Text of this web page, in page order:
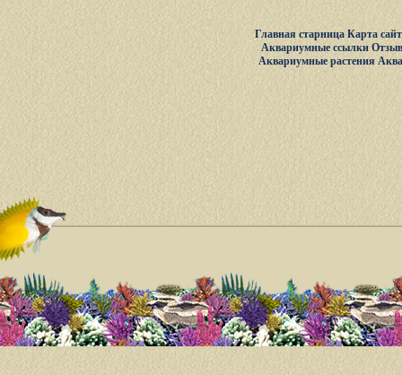
Главная старница Карта
Аквариумные ссылки
Аквариумные растения